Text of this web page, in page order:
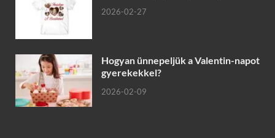
2026-02-27
Hogyan ünnepeljük a Valentin-napot
gyerekekkel?
2026-02-09